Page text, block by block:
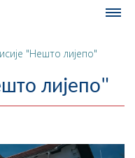
"Нешто лијепо"
лијепо"